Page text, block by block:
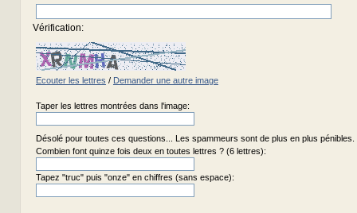
Vérification:
Ecouter les lettres / Demander une autre image
Taper les lettres montrées dans l'image:
Désolé pour toutes ces questions... Les spammeurs sont de plus en plus pénibles.
Combien font quinze fois deux en toutes lettres ? (6 lettres):
Tapez "truc" puis "onze" en chiffres (sans espace):